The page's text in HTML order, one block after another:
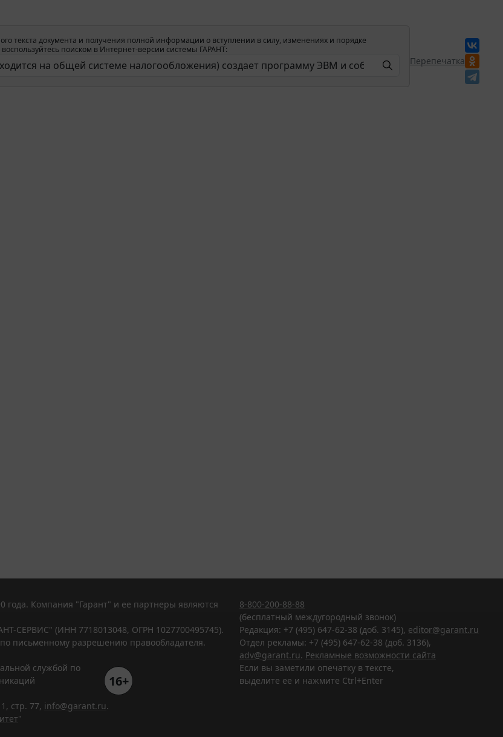
текста документа и получения полной информации о вступлении в силу, изменениях и порядке
поиском в Интернет-версии системы ГАРАНТ:
Перепечатка
года. Компания "Гарант" и ее партнеры являются
СЕРВИС" (ИНН 7718013048, ОГРН 1027700495745).
письменному разрешению правообладателя.
службой по
16+
стр. 77, info@garant.ru.
"
8-800-200-88-88
(бесплатный междугородный звонок)
Редакция: +7 (495) 647-62-38 (доб. 3145), editor@garant.ru
Отдел рекламы: +7 (495) 647-62-38 (доб. 3136),
adv@garant.ru. Рекламные возможности сайта
Если вы заметили опечатку в тексте,
выделите ее и нажмите Ctrl+Enter